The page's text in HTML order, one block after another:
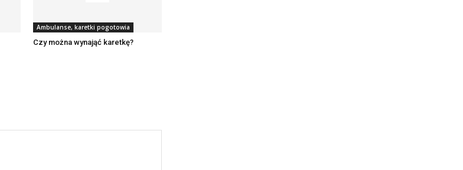
Ambulanse, karetki pogotowia
Czy można wynająć karetkę?